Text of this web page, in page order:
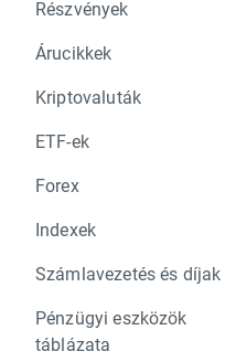
Részvények
Árucikkek
Kriptovaluták
ETF-ek
Forex
Indexek
Számlavezetés és díjak
Pénzügyi eszközök
táblázata